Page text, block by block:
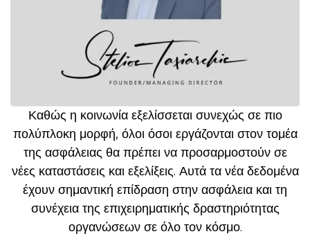
Καθώς η κοινωνία εξελίσσεται συνεχώς σε πιο
πολύπλοκη μορφή, όλοι όσοι εργάζονται στον τομέα
της ασφάλειας θα πρέπει να προσαρμοστούν σε
νέες καταστάσεις και εξελίξεις. Αυτά τα νέα δεδομένα
έχουν σημαντική επίδραση στην ασφάλεια και τη
συνέχεια της επιχειρηματικής δραστηριότητας
οργανώσεων σε όλο τον κόσμο.